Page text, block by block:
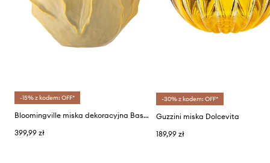
-15% z kodem: OFF*
Bloomingville miska dekoracyjna Bastien
399,99 zł
-30% z kodem: OFF*
Guzzini miska Dolcevita
189,99 zł